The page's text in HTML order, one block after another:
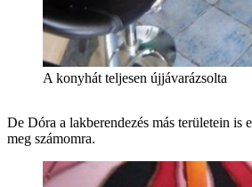
A konyhát teljesen újjávarázsolta
De Dóra a lakberendezés más területein is
meg számomra.